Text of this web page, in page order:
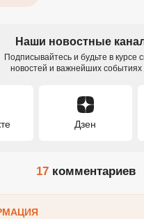
Наши новостные
Подписывайтесь и будьте в курсе
новостей и важнейших событиях
Дзен
17комментариев